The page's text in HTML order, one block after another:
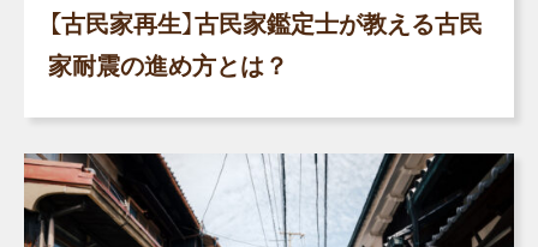
【古民家再生】古民家鑑定士が教える古民
家耐震の進め方とは？